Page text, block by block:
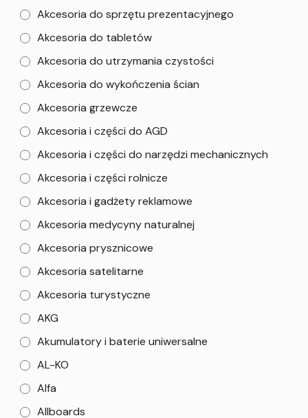
Akcesoria do sprzętu prezentacyjnego
Akcesoria do tabletów
Akcesoria do utrzymania czystości
Akcesoria do wykończenia ścian
Akcesoria grzewcze
Akcesoria i części do AGD
Akcesoria i części do narzędzi mechanicznych
Akcesoria i części rolnicze
Akcesoria i gadżety reklamowe
Akcesoria medycyny naturalnej
Akcesoria prysznicowe
Akcesoria satelitarne
Akcesoria turystyczne
AKG
Akumulatory i baterie uniwersalne
AL-KO
Alfa
Allboards